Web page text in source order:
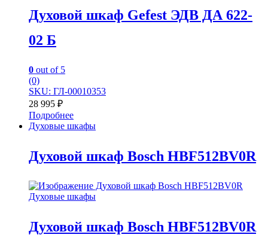
Духовой шкаф Gefest ЭДВ ДА 622-
02 Б
0 out of 5
(0)
SKU: ГЛ-00010353
28 995 ₽
Подробнее
Духовые шкафы
Духовой шкаф Bosch HBF512BV0R
Духовые шкафы
Духовой шкаф Bosch HBF512BV0R